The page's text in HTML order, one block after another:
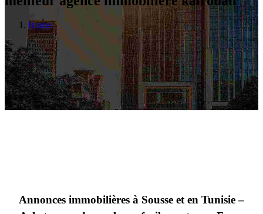
Home
Annonces immobilières à Sousse et en Tunisie –